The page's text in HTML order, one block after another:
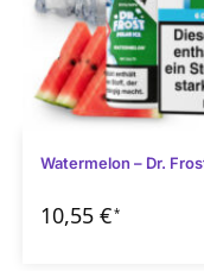
Watermelon – Dr.
10,55 €*